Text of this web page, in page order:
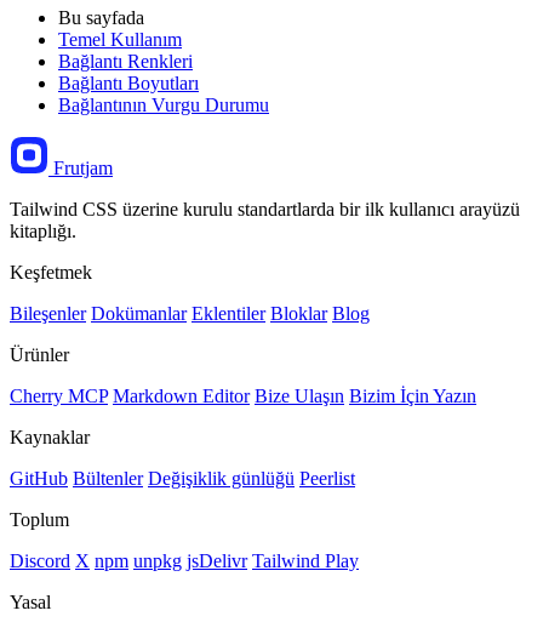
Bu sayfada
Temel Kullanım
Bağlantı Renkleri
Bağlantı Boyutları
Bağlantının Vurgu Durumu
Frutjam
Tailwind CSS üzerine kurulu standartlarda bir ilk kullanıcı arayüzü
kitaplığı.
Keşfetmek
Bileşenler Dokümanlar Eklentiler Bloklar Blog
Ürünler
Cherry MCP Markdown Editor Bize Ulaşın Bizim İçin Yazın
Kaynaklar
GitHub Bültenler Değişiklik günlüğü Peerlist
Toplum
Discord X npm unpkg jsDelivr Tailwind Play
Yasal